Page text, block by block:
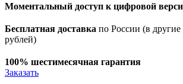
Моментальный доступ к цифровой
Бесплатная доставка по России (в
рублей)
100% шестимесячная гарантия
Заказать